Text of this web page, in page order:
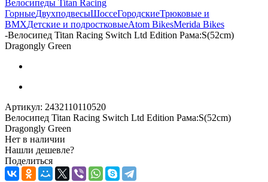
Велосипеды Titan Racing
ГорныеДвухподвесыШоссеГородскиеТрюковые и
BMXДетские и подростковыеAtom BikesMerida Bikes
-Велосипед Titan Racing Switch Ltd Edition Рама:S(52cm)
Dragongly Green
Артикул: 2432110110520
Велосипед Titan Racing Switch Ltd Edition Рама:S(52cm)
Dragongly Green
Нет в наличии
Нашли дешевле?
Поделиться